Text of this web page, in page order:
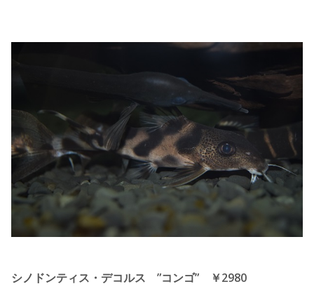
シノドンティス・デコルス ”コンゴ” ￥2980